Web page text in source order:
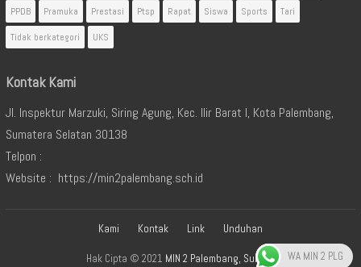
PPDB
Pramuka Prestasi Ptsp Rapat Siswa Sports
Tari
Tidak berkategori
UKS
Kontak Kami
Jl. Inspektur Marzuki, Siring Agung, Kec. Ilir Barat I, Kota Palembang,
Sumatera Selatan 30138
Telpon :
Website : https://min2palembang.sch.id
Kami Kontak Link Unduhan
Hak Cipta © 2021 MIN 2 Palembang, Sumsel WA MIN 2 PLG